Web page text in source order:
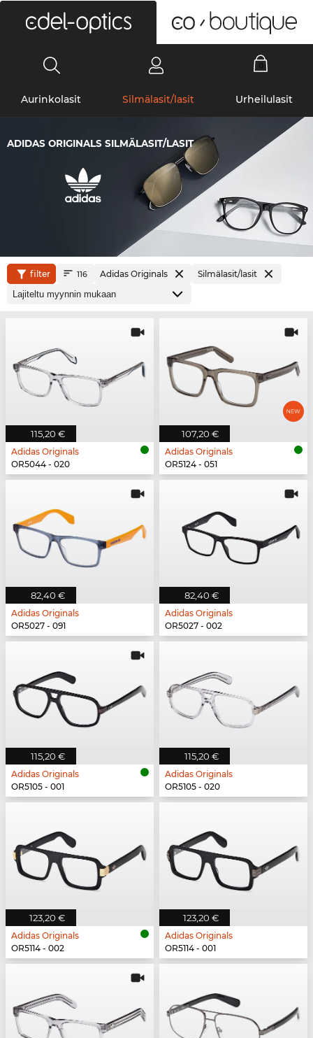
Aurinkolasit Silmälasit/lasit Urheilulasit
ADIDAS ORIGINALS SILMÄLASIT/LASIT
filter 116 Adidas Originals Silmälasit/lasit
115,20 €
Adidas Originals
OR5044 - 020
107,20 €
Adidas Originals
OR5124 - 051
82,40 €
Adidas Originals
OR5027 - 091
82,40 €
Adidas Originals
OR5027 - 002
115,20 €
Adidas Originals
OR5105 - 001
115,20 €
Adidas Originals
OR5105 - 020
123,20 €
Adidas Originals
OR5114 - 002
123,20 €
Adidas Originals
OR5114 - 001